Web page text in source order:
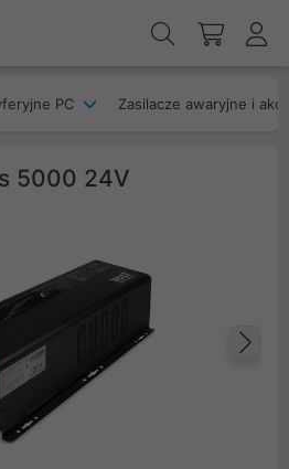
PC Zasilacze awaryjne i
5000 24V